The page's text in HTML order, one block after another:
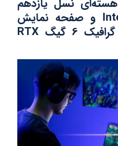
مرکزی قدرتمند 8 هسته‌ای نسل یازدهم
Intel Core i7-11800H و صفحه نمایش
15.6 اینچ و کارت گرافیک 6 گیگ RTX